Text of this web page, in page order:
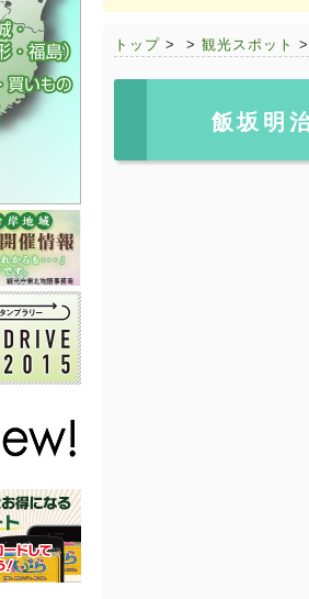
トップ > > 観光スポット
飯坂明